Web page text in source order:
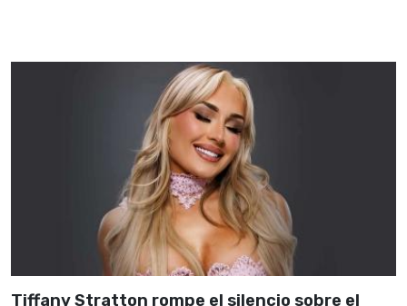
Tiffany Stratton rompe el silencio sobre el